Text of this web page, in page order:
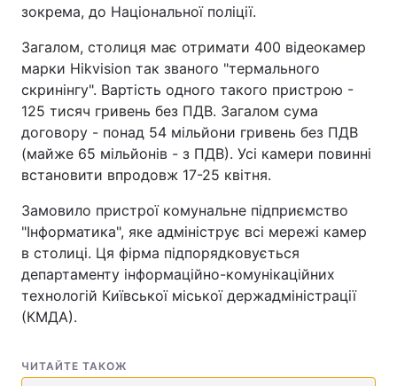
зокрема, до Національної поліції.
Загалом, столиця має отримати 400 відеокамер
марки Hikvision так званого "термального
скринінгу". Вартість одного такого пристрою -
125 тисяч гривень без ПДВ. Загалом сума
договору - понад 54 мільйони гривень без ПДВ
(майже 65 мільйонів - з ПДВ). Усі камери повинні
встановити впродовж 17-25 квітня.
Замовило пристрої комунальне підприємство
"Інформатика", яке адмініструє всі мережі камер
в столиці. Ця фірма підпорядковується
департаменту інформаційно-комунікаційних
технологій Київської міської держадміністрації
(КМДА).
ЧИТАЙТЕ ТАКОЖ